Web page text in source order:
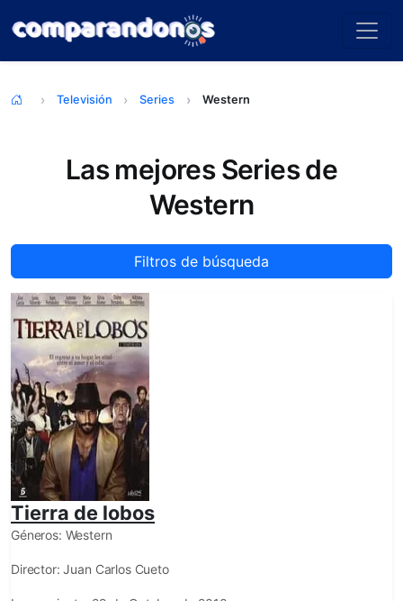
Televisión Series Western
Las mejores Series de
Western
Filtros de búsqueda
TOP 10 Series de Western
Tierra de lobos
Géneros: Western
Director:Juan Carlos Cueto